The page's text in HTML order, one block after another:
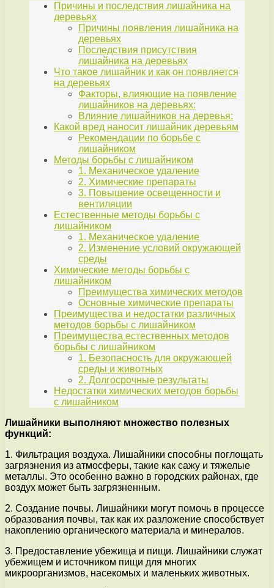
Причины и последствия лишайника на
деревьях
Причины появления лишайника на
деревьях
Последствия присутствия
лишайника на деревьях
Что такое лишайник и как он появляется
на деревьях
Факторы, влияющие на появление
лишайников на деревьях:
Влияние лишайников на деревья:
Какой вред наносит лишайник деревьям
Рекомендации по борьбе с
лишайником
Методы борьбы с лишайником
1. Механическое удаление
2. Химические препараты
3. Повышение освещенности и
вентиляции
Естественные методы борьбы с
лишайником
1. Механическое удаление
2. Изменение условий окружающей
среды
Химические методы борьбы с
лишайником
Преимущества химических методов
Основные химические препараты
Преимущества и недостатки различных
методов борьбы с лишайником
Преимущества естественных методов
борьбы с лишайником
1. Безопасность для окружающей
среды и животных
2. Долгосрочные результаты
Недостатки химических методов борьбы
с лишайником
Лишайники выполняют множество полезных
функций:
1. Фильтрация воздуха. Лишайники способны поглощать
загрязнения из атмосферы, такие как сажу и тяжелые
металлы. Это особенно важно в городских районах, где
воздух может быть загрязненным.
2. Создание почвы. Лишайники могут помочь в процессе
образования почвы, так как их разложение способствует
накоплению органического материала и минералов.
3. Предоставление убежища и пищи. Лишайники служат
убежищем и источником пищи для многих
микроорганизмов, насекомых и маленьких животных.